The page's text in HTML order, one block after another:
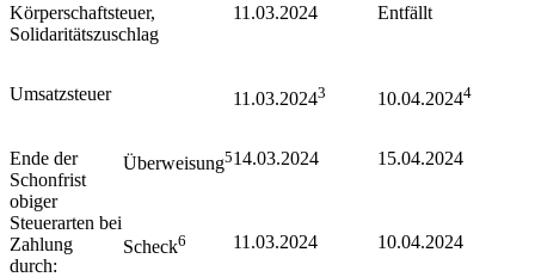
Körperschaftsteuer,
Solidaritätszuschlag
11.03.2024 Entfällt
Umsatzsteuer 11.03.20243 10.04.20244
Ende der
Schonfrist
obiger
Steuerarten bei
Zahlung
durch:
Überweisung514.03.2024 15.04.2024
Scheck6 11.03.2024 10.04.2024